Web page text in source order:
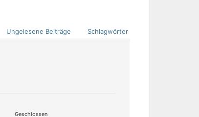
Ungelesene Beiträge Schlagwörter
Geschlossen